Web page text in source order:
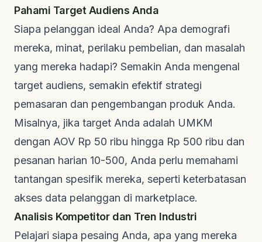
Pahami Target Audiens Anda
Siapa pelanggan ideal Anda? Apa demografi
mereka, minat, perilaku pembelian, dan masalah
yang mereka hadapi? Semakin Anda mengenal
target audiens, semakin efektif strategi
pemasaran dan pengembangan produk Anda.
Misalnya, jika target Anda adalah UMKM
dengan AOV Rp 50 ribu hingga Rp 500 ribu dan
pesanan harian 10-500, Anda perlu memahami
tantangan spesifik mereka, seperti keterbatasan
akses data pelanggan di marketplace.
Analisis Kompetitor dan Tren Industri
Pelajari siapa pesaing Anda, apa yang mereka